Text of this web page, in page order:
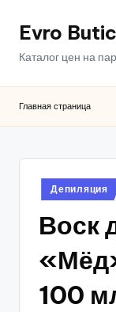
ПерейтиEvro Butic
Каталог цен на
Главная страница
Опубликовано
в
Депиляция
Воск
100